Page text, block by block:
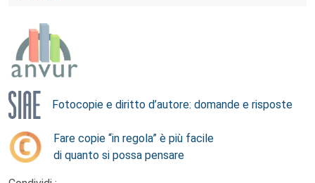
Fotocopie e diritto d’autore: domande e risposte
Fare copie “in regola” è più facile
di quanto si possa pensare